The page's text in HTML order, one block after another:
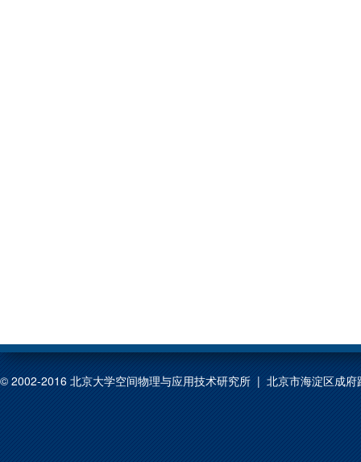
© 2002-2016 北京大学空间物理与应用技术研究所 | 北京市海淀区成